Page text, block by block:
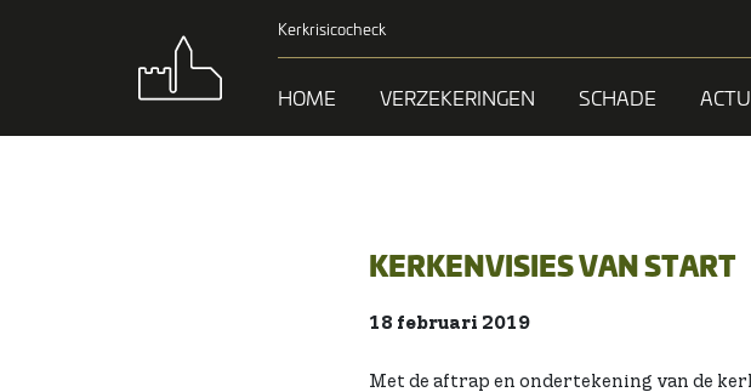
Kerkrisicocheck
HOME VERZEKERINGEN SCHADE
KERKENVISIES VAN START
18 februari 2019
Met de aftrap en ondertekening van de